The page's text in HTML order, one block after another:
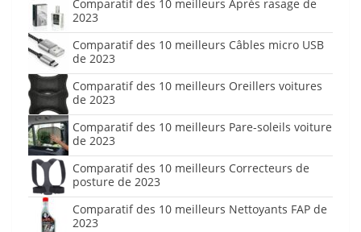
Comparatif des 10 meilleurs Après rasage de
2023
Comparatif des 10 meilleurs Câbles micro USB
de 2023
Comparatif des 10 meilleurs Oreillers voitures
de 2023
Comparatif des 10 meilleurs Pare-soleils voiture
de 2023
Comparatif des 10 meilleurs Correcteurs de
posture de 2023
Comparatif des 10 meilleurs Nettoyants FAP de
2023